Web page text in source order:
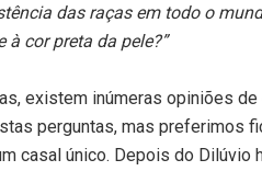
das raças em todo o
à cor preta da pele?”
existem inúmeras opiniões
perguntas, mas preferimos
casal único. Depois do Dilúvio